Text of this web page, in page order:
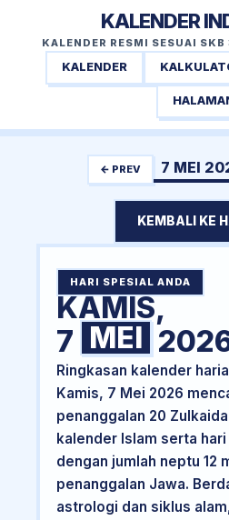
KALENDER
KALENDER RESMI SESUAI
KALENDER
← PREV 7 MEI
KEMBALI KE
HARI SPESIAL ANDA
KAMIS,
7 MEI
Ringkasan kalender
Kamis, 7 Mei 2026
penanggalan 20
kalender Islam serta
dengan jumlah neptu 12
penanggalan Jawa.
astrologi dan siklus